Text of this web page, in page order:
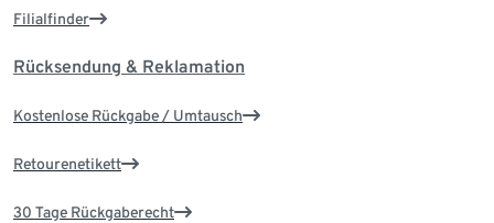
Filialfinder
Rücksendung & Reklamation
Kostenlose Rückgabe / Umtausch
Retourenetikett
30 Tage Rückgaberecht